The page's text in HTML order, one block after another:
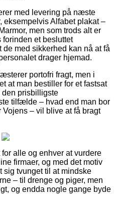
med levering på næste
eksempelvis Alfabet plakat –
men som trods alt er
et besluttet
med sikkerhed kan nå at få
drager hjemad.
portofri fragt, men i
at man bestiller for et fastsat
prisbilligste
tilfælde – hvad end man bor
– vil blive at få bragt
alle og enhver at vurdere
firmaer, og med det motiv
sig tvunget til at mindske
– til drenge og piger, men
og endda nogle gange byde